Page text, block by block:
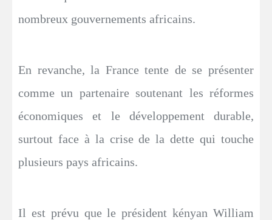
nombreux gouvernements africains.
En revanche, la France tente de se présenter
comme un partenaire soutenant les réformes
économiques et le développement durable,
surtout face à la crise de la dette qui touche
plusieurs pays africains.
Il est prévu que le président kényan William